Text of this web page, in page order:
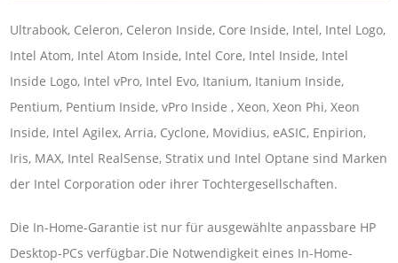
Ultrabook, Celeron, Celeron Inside, Core Inside, Intel, Intel Logo,
Intel Atom, Intel Atom Inside, Intel Core, Intel Inside, Intel
Inside Logo, Intel vPro, Intel Evo, Itanium, Itanium Inside,
Pentium, Pentium Inside, vPro Inside , Xeon, Xeon Phi, Xeon
Inside, Intel Agilex, Arria, Cyclone, Movidius, eASIC, Enpirion,
Iris, MAX, Intel RealSense, Stratix und Intel Optane sind Marken
der Intel Corporation oder ihrer Tochtergesellschaften.
Die In-Home-Garantie ist nur für ausgewählte anpassbare HP
Desktop-PCs verfügbar.Die Notwendigkeit eines In-Home-